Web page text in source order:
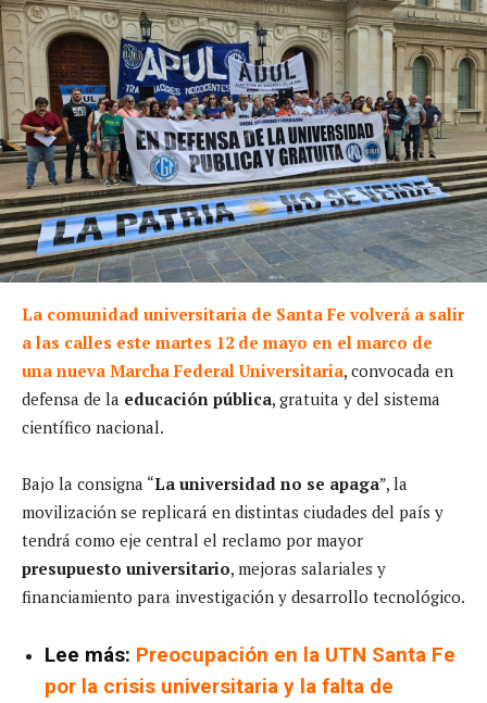
La comunidad universitaria de Santa Fe volverá a salir
a las calles este martes 12 de mayo en el marco de
una nueva Marcha Federal Universitaria, convocada en
defensa de la educación pública, gratuita y del sistema
científico nacional.
Bajo la consigna “La universidad no se apaga”, la
movilización se replicará en distintas ciudades del país y
tendrá como eje central el reclamo por mayor
presupuesto universitario, mejoras salariales y
financiamiento para investigación y desarrollo tecnológico.
Lee más: Preocupación en la UTN Santa Fe
por la crisis universitaria y la falta de